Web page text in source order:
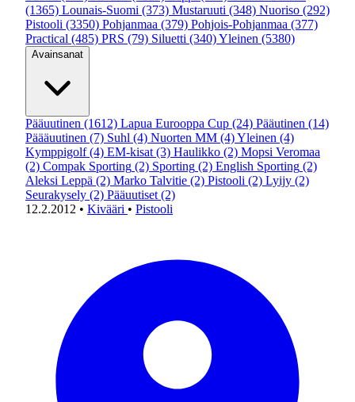
(1365) Lounais-Suomi (373) Mustaruuti (348) Nuoriso (292)
Pistooli (3350) Pohjanmaa (379) Pohjois-Pohjanmaa (377)
Practical (485) PRS (79) Siluetti (340)Yleinen (5380)
Avainsanat
Pääuutinen (1612) Lapua Eurooppa Cup (24) Pääutinen (14)
Päääuutinen (7) Suhl (4) Nuorten MM (4)Yleinen (4)
Kymppigolf (4) EM-kisat (3) Haulikko (2) Mopsi Veromaa
(2) Compak Sporting (2) Sporting (2) English Sporting (2)
Aleksi Leppä (2) Marko Talvitie (2) Pistooli (2) Lyijy (2)
Seurakysely (2) Pääuutiset (2)
12.2.2012 • Kivääri • Pistooli